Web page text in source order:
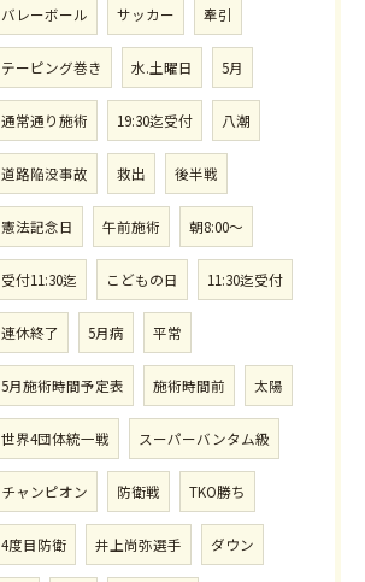
バレーボール サッカー 牽引
テーピング巻き 水.土曜日 5月
通常通り施術 19:30迄受付 八潮
道路陥没事故 救出 後半戦
憲法記念日 午前施術 朝8:00〜
受付11:30迄 こどもの日 11:30迄受付
連休終了 5月病 平常
5月施術時間予定表 施術時間前 太陽
世界4団体統一戦 スーパーバンタム級
チャンピオン 防衛戦 TKO勝ち
4度目防衛 井上尚弥選手 ダウン